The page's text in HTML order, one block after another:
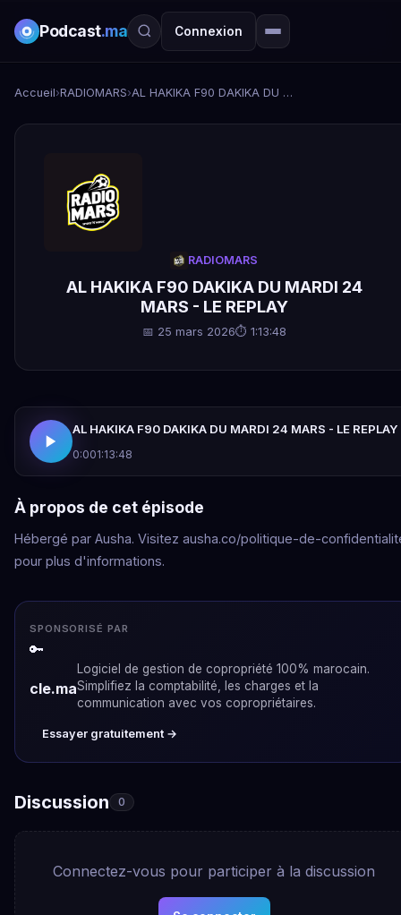
Podcast.ma Connexion
Accueil›RADIOMARS› AL HAKIKA F90 DAKIKA DU MARDI 24 MARS - LE REPLAY
RADIOMARS
AL HAKIKA F90 DAKIKA DU MARDI 24
MARS - LE REPLAY
📅 25 mars 2026⏱ 1:13:48
AL HAKIKA F90 DAKIKA DU MARDI 24 MARS - LE REPLAY
0:001:13:48
À propos de cet épisode
Hébergé par Ausha. Visitez ausha.co/politique-de-
pour plus d'informations.
SPONSORISÉ PAR
🔑
cle.ma
Logiciel de gestion de copropriété 100% marocain.
Simplifiez la comptabilité, les charges et la
communication avec vos copropriétaires.
Essayer gratuitement →
Discussion 0
Connectez-vous pour participer à la discussion